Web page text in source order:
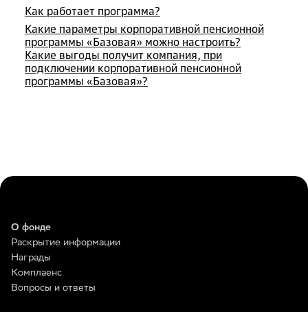
Как работает программа?
Какие параметры корпоративной пенсионной
программы «Базовая» можно настроить?
Какие выгоды получит компания, при
подключении корпоративной пенсионной
программы «Базовая»?
О фонде
Раскрытие информации
Награды
Комплаенс
Вопросы и ответы